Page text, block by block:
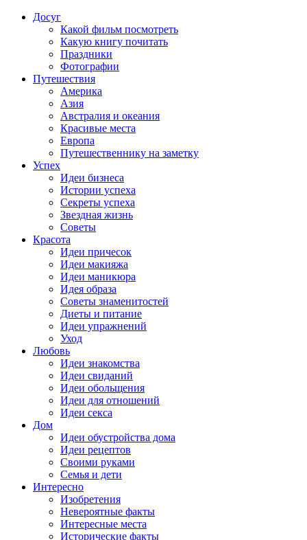
Досуг
Какой фильм посмотреть
Какую книгу почитать
Праздники
Фотографии
Путешествия
Америка
Азия
Австралия и океания
Красивые места
Европа
Путешественнику на заметку
Успех
Идеи бизнеса
Истории успеха
Секреты успеха
Звездная жизнь
Советы
Красота
Идеи причесок
Идеи макияжа
Идеи маникюра
Идея образа
Советы знаменитостей
Диеты и питание
Идеи упражнений
Уход
Любовь
Идеи знакомства
Идеи свиданий
Идеи обольщения
Идеи для отношений
Идеи секса
Дом
Идеи обустройства дома
Идеи рецептов
Своими руками
Семья и дети
Интересно
Изобретения
Невероятные факты
Интересные места
Исторические факты